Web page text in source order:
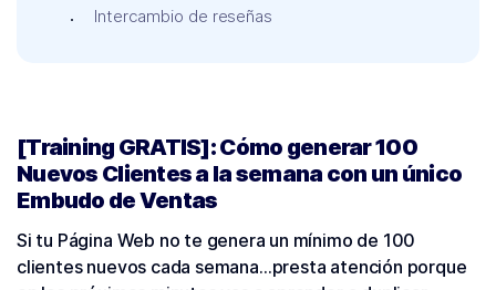
Intercambio de reseñas
[Training GRATIS]: Cómo generar 100
Nuevos Clientes a la semana con un único
Embudo de Ventas
Si tu Página Web no te genera un mínimo de 100
clientes nuevos cada semana…presta atención porque